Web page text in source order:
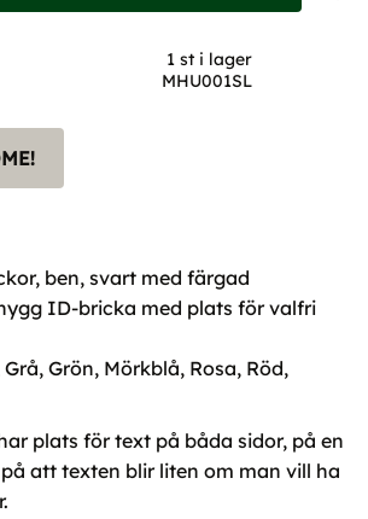
1 st i lager
MHU001SL
ben, svart med färgad
ID-bricka med plats för valfri
Grön, Mörkblå, Rosa, Röd,
plats för text på båda sidor, på en
att texten blir liten om man vill ha